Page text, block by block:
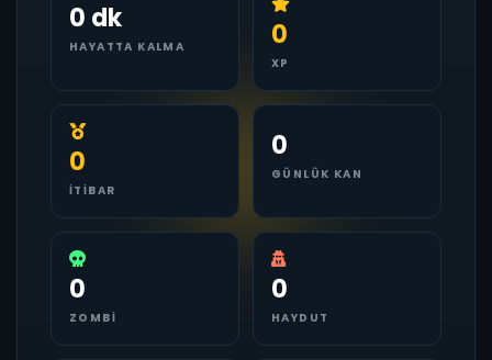
0 dk
HAYATTA KALMA 0
XP
0
İTIBAR
0
GÜNLÜK KAN
0
ZOMBI
0
HAYDUT